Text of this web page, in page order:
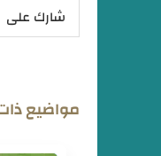
شارك على
مواضيع